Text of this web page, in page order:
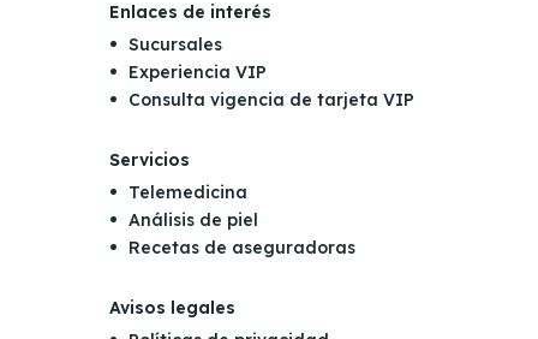
Enlaces de interés
Sucursales
Experiencia VIP
Consulta vigencia de tarjeta VIP
Servicios
Telemedicina
Análisis de piel
Recetas de aseguradoras
Avisos legales